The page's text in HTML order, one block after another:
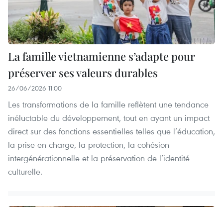
La famille vietnamienne s’adapte pour
préserver ses valeurs durables
26/06/2026 11:00
Les transformations de la famille reflètent une tendance
inéluctable du développement, tout en ayant un impact
direct sur des fonctions essentielles telles que l’éducation,
la prise en charge, la protection, la cohésion
intergénérationnelle et la préservation de l’identité
culturelle.